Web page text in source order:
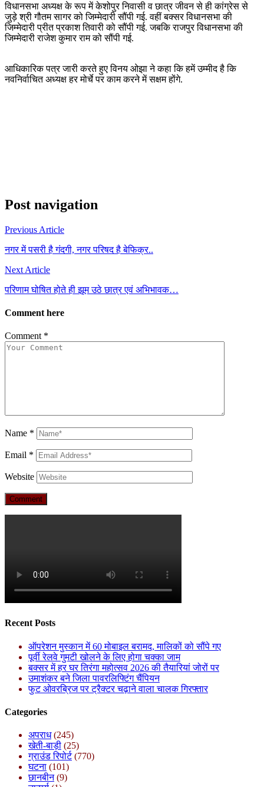
विधानसभा अध्यक्ष के रूप में केशोपुर निवासी व छात्र जीवन से ही कांग्रेस से
जुड़े श्री गौतम सागर को जिम्मेदारी सौंपी गई. वहीं बक्सर विधानसभा की
जिम्मेदारी प्रीत प्रकाश तिवारी को सौंपी गई. जबकि राजपुर विधानसभा की
जिम्मेदारी राजेश कुमार राम को सौंपी गई.
आधिकारिक पत्र जारी करते हुए विनय ओझा ने कहा कि हमें उम्मीद है कि
नवनिर्वाचित अध्यक्ष हर मोर्चे पर काम करने में सक्षम होंगे.
Post navigation
Previous Article
नगर में पसरी है गंदगी, नगर परिषद है बेफिक्र..
Next Article
परिणाम घोषित होते ही झूम उठे छात्र एवं अभिभावक…
Comment here
Comment *
Name *
Email *
Website
Recent Posts
ऑपरेशन मुस्कान में 60 मोबाइल बरामद, मालिकों को सौंपे गए
पूर्वी रेलवे गुमटी खोलने के लिए होगा चक्का जाम
बक्सर में हर घर तिरंगा महोत्सव 2026 की तैयारियां जोरों पर
उमाशंकर बने जिला पावरलिफ्टिंग चैंपियन
फुट ओवरब्रिज पर ट्रैक्टर चढ़ाने वाला चालक गिरफ्तार
Categories
अपराध(245)
खेती-बाड़ी (25)
ग्राउंड रिपोर्ट(770)
घटना (101)
छानबीन(9)